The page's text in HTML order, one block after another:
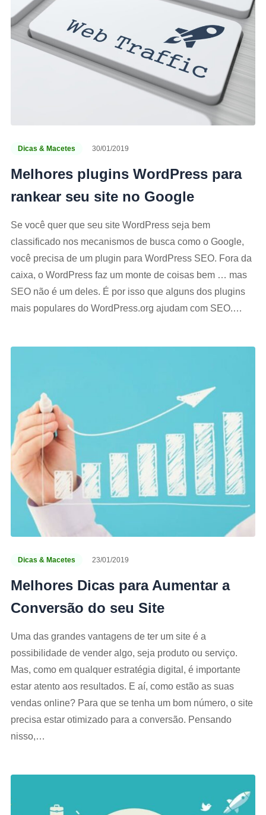
Dicas & Macetes 30/01/2019
Melhores plugins WordPress para
rankear seu site no Google
Se você quer que seu site WordPress seja bem
classificado nos mecanismos de busca como o Google,
você precisa de um plugin para WordPress SEO. Fora da
caixa, o WordPress faz um monte de coisas bem … mas
SEO não é um deles. É por isso que alguns dos plugins
mais populares do WordPress.org ajudam com SEO.…
Dicas & Macetes 23/01/2019
Melhores Dicas para Aumentar a
Conversão do seu Site
Uma das grandes vantagens de ter um site é a
possibilidade de vender algo, seja produto ou serviço.
Mas, como em qualquer estratégia digital, é importante
estar atento aos resultados. E aí, como estão as suas
vendas online? Para que se tenha um bom número, o site
precisa estar otimizado para a conversão. Pensando
nisso,…